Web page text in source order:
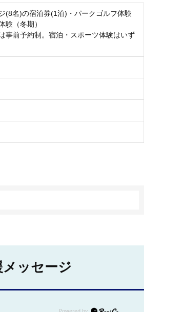
(8名)の宿泊券(1泊)・パークゴルフ体験
験（冬期）
事前予約制。宿泊・スポーツ体験はいず
ッセージ